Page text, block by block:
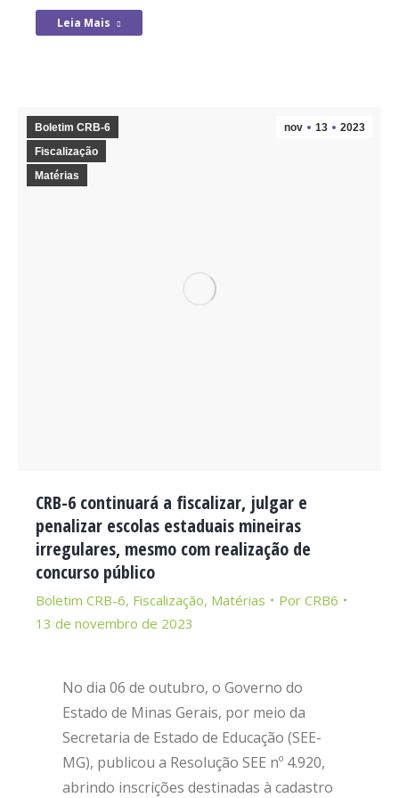
Leia Mais
nov 13 2023
Boletim CRB-6
Fiscalização
Matérias
CRB-6 continuará a fiscalizar, julgar e
penalizar escolas estaduais mineiras
irregulares, mesmo com realização de
concurso público
Boletim CRB-6, Fiscalização, Matérias Por CRB6
13 de novembro de 2023
No dia 06 de outubro, o Governo do
Estado de Minas Gerais, por meio da
Secretaria de Estado de Educação (SEE-
MG), publicou a Resolução SEE nº 4.920,
abrindo inscrições destinadas à cadastro